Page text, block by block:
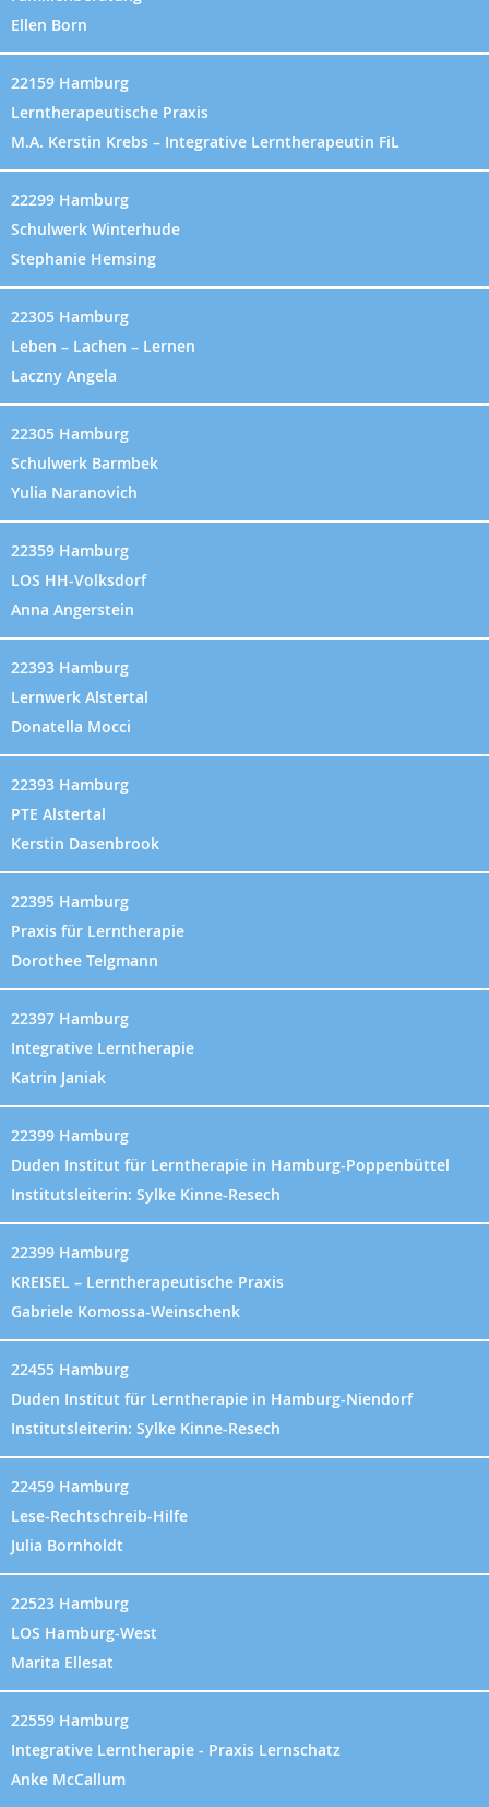
Ellen Born
22159 Hamburg
Lerntherapeutische Praxis
M.A. Kerstin Krebs – Integrative Lerntherapeutin FiL
22299 Hamburg
Schulwerk Winterhude
Stephanie Hemsing
22305 Hamburg
Leben – Lachen – Lernen
Laczny Angela
22305 Hamburg
Schulwerk Barmbek
Yulia Naranovich
22359 Hamburg
LOS HH-Volksdorf
Anna Angerstein
22393 Hamburg
Lernwerk Alstertal
Donatella Mocci
22393 Hamburg
PTE Alstertal
Kerstin Dasenbrook
22395 Hamburg
Praxis für Lerntherapie
Dorothee Telgmann
22397 Hamburg
Integrative Lerntherapie
Katrin Janiak
22399 Hamburg
Duden Institut für Lerntherapie in Hamburg-Poppenbüttel
Institutsleiterin: Sylke Kinne-Resech
22399 Hamburg
KREISEL – Lerntherapeutische Praxis
Gabriele Komossa-Weinschenk
22455 Hamburg
Duden Institut für Lerntherapie in Hamburg-Niendorf
Institutsleiterin: Sylke Kinne-Resech
22459 Hamburg
Lese-Rechtschreib-Hilfe
Julia Bornholdt
22523 Hamburg
LOS Hamburg-West
Marita Ellesat
22559 Hamburg
Integrative Lerntherapie - Praxis Lernschatz
Anke McCallum